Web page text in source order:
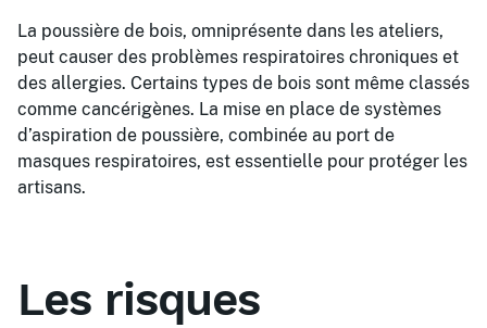
La poussière de bois, omniprésente dans les ateliers,
peut causer des problèmes respiratoires chroniques et
des allergies. Certains types de bois sont même classés
comme cancérigènes. La mise en place de systèmes
d’aspiration de poussière, combinée au port de
masques respiratoires, est essentielle pour protéger les
artisans.
Les risques